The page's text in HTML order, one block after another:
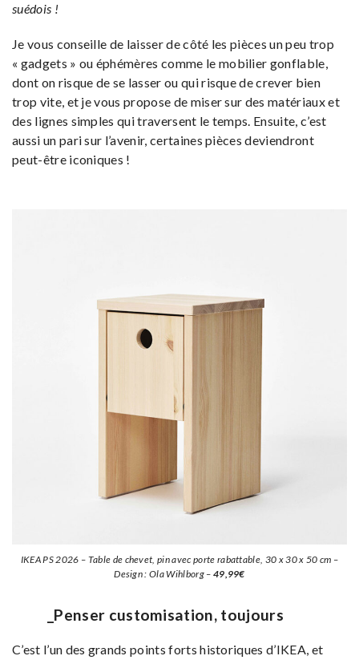
suédois !
Je vous conseille de laisser de côté les pièces un peu trop
« gadgets » ou éphémères comme le mobilier gonflable,
dont on risque de se lasser ou qui risque de crever bien
trop vite, et je vous propose de miser sur des matériaux et
des lignes simples qui traversent le temps. Ensuite, c’est
aussi un pari sur l’avenir, certaines pièces deviendront
peut-être iconiques !
IKEA PS 2026 – Table de chevet, pin avec porte rabattable, 30 x 30 x 50 cm –
Design : Ola Wihlborg – 49,99€
_Penser customisation, toujours
C’est l’un des grands points forts historiques d’IKEA, et